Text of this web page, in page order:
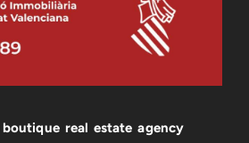
boutique real estate agency